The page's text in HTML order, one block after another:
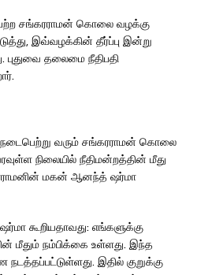
சங்கரராமன் கொலை வழக்கு
இவ்வழக்கின் தீர்ப்பு இன்று
புதுவை தலைமை நீதிபதி
நடைபெற்று வரும் சங்கரராமன் கொலை
நிலையில் நீதிமன்றத்தின் மீது
மகன் ஆனந்த் ஷர்மா
கூறியதாவது: எங்களுக்கு
மீதும் நம்பிக்கை உள்ளது. இந்த
நடத்தப்பட்டுள்ளது. இதில் குறுக்கு